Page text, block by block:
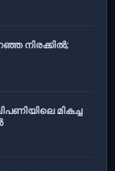
നിരക്കിൽ;
മികച്ച